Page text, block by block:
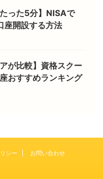
たった5分】NISAで
座開設する方法
アが比較】資格スクー
おすすめランキング
シー お問い合わせ